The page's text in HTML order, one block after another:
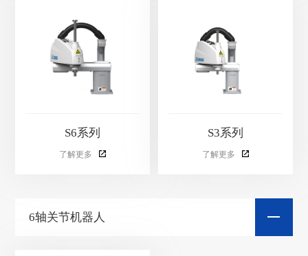
S6系列
了解更多
S3系列
了解更多
6轴关节机器人